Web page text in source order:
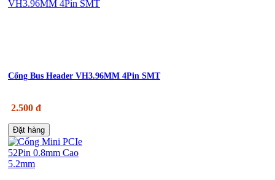
Cổng Bus Header VH3.96MM 4Pin SMT
2.500 đ
Đặt hàng